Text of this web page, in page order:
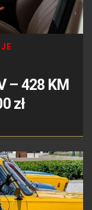
– 428 KM
zł